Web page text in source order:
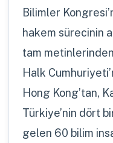
Bilimler
hakem sürecinin
tam
Halk
Hong Kong’tan,
Türkiye’nin dört
gelen 60 bilim